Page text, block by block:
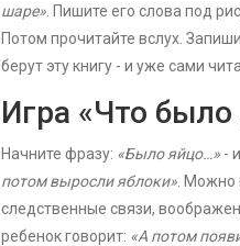
шаре» . Пишите его слова под
Потом прочитайте вслух.
берут эту книгу - и уже сами
Игра «Что было
Начните фразу: «Было яйцо…» -
потом выросли яблоки» . Можно
следственные связи,
ребенок говорит: «А потом